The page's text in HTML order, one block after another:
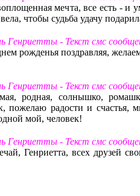
мечта, все есть - и
чтобы судьба удачу
Генриетты - Текст смс
рожденья поздравляя,
Генриетты - Текст смс
родная, солнышко,
пожелаю радости и счастья,
мой, человек!
Генриетты - Текст смс
Генриетта, всех друзей